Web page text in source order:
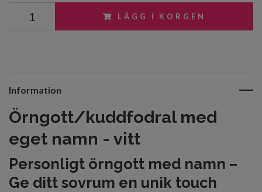
LÄGG I KORGEN
Information
Örngott/kuddfodral med
eget namn - vitt
Personligt örngott med namn –
Ge ditt sovrum en unik touch